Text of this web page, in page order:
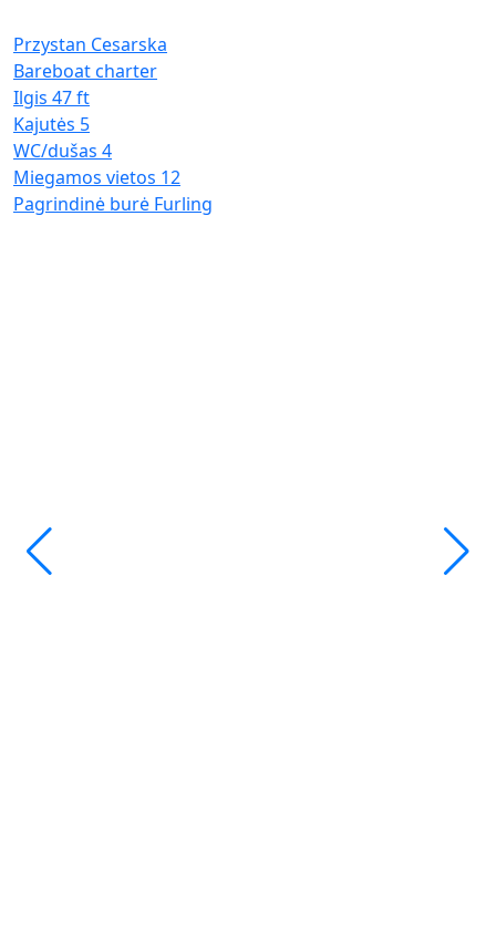
Przystan Cesarska
Bareboat charter
Ilgis 47 ft
Kajutės 5
WC/dušas 4
Miegamos vietos 12
Pagrindinė burė Furling